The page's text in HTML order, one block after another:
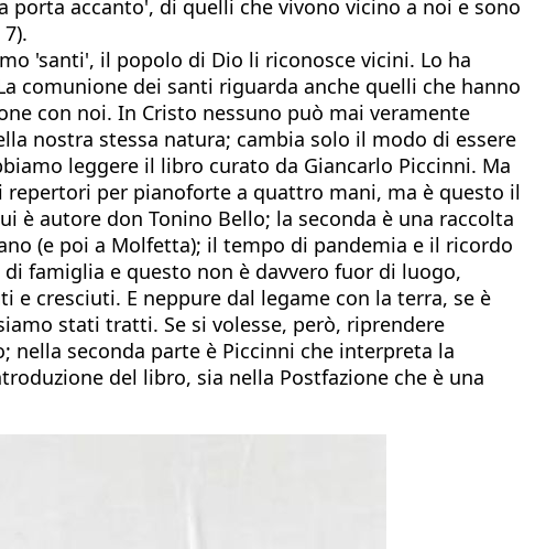
accanto', di quelli che vivono vicino a noi e sono
'santi', il popolo di Dio li riconosce vicini. Lo ha
comunione dei santi riguarda anche quelli che hanno
con noi. In Cristo nessuno può mai veramente
nostra stessa natura; cambia solo il modo di essere
leggere il libro curato da Giancarlo Piccinni. Ma
per pianoforte a quattro mani, ma è questo il
è autore don Tonino Bello; la seconda è una raccolta
(e poi a Molfetta); il tempo di pandemia e il ricordo
famiglia e questo non è davvero fuor di luogo,
cresciuti. E neppure dal legame con la terra, se è
stati tratti. Se si volesse, però, riprendere
seconda parte è Piccinni che interpreta la
del libro, sia nella Postfazione che è una